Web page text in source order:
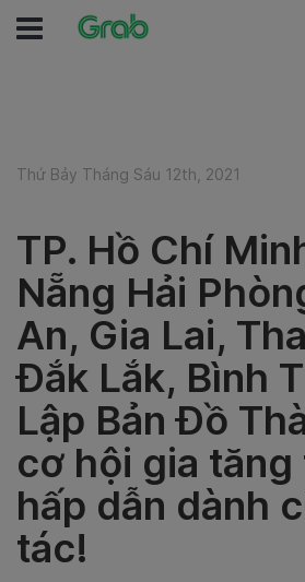
Thứ Bảy Tháng Sáu 12th, 2021
TP. Hồ Chí
Nẵng Hải
An, Gia Lai,
Đắk Lắk, Bình
Lập Bản Đồ
cơ hội gia tăng
hấp dẫn dành
tác!